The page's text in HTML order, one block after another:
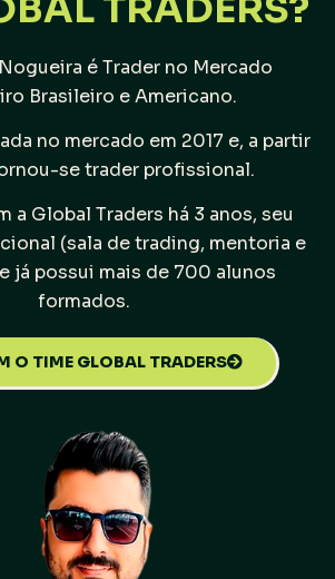
é Trader no Mercado
Brasileiro e Americano.
no mercado em 2017 e, a partir
se trader profissional.
a Global Traders há 3 anos, seu
(sala de trading, mentoria e
já possui mais de 700 alunos
formados.
O TIME GLOBAL TRADERS